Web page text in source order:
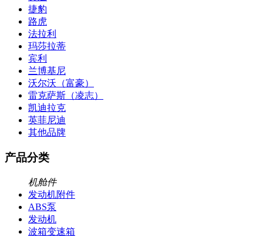
捷豹
路虎
法拉利
玛莎拉蒂
宾利
兰博基尼
沃尔沃（富豪）
雷克萨斯（凌志）
凯迪拉克
英菲尼迪
其他品牌
产品分类
机舱件
发动机附件
ABS泵
发动机
波箱变速箱